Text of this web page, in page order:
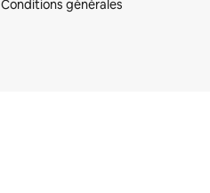
Conditions générales